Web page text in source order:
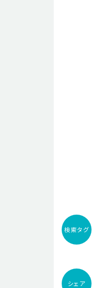
検索タグ
シェア